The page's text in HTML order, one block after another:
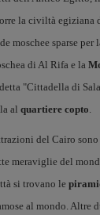
la civiltà egiziana
moschee sparse per
di Al Rifa e la
"Cittadella di
al quartiere copto.
del Cairo
meraviglie del
si trovano le
al mondo. Altre